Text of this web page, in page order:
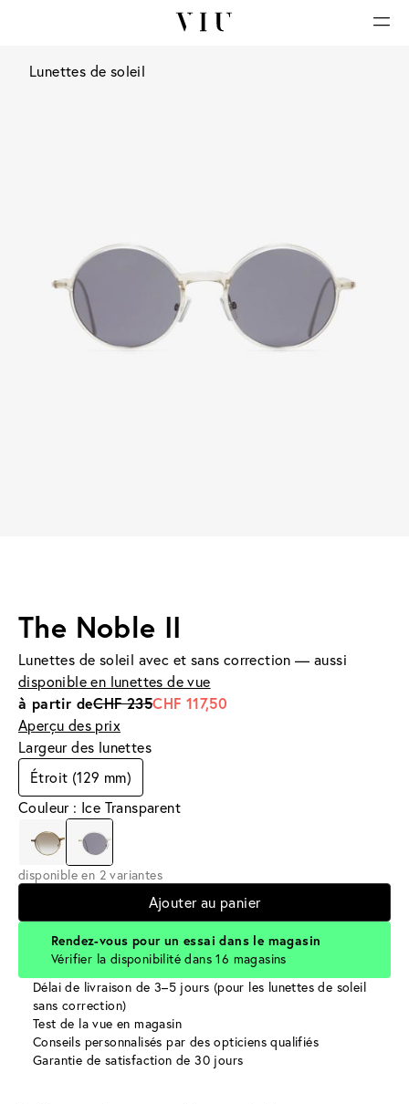
Lunettes de soleil
The Noble II
Lunettes de soleil avec et sans correction — aussi
disponible en lunettes de vue
à partir deCHF 235CHF 117,50
Aperçu des prix
Largeur des lunettes
Étroit (129 mm)
Couleur : Ice Transparent
disponible en 2 variantes
Ajouter au panier
Rendez-vous pour un essai dans le magasin
Vérifier la disponibilité dans 16 magasins
Délai de livraison de 3–5 jours (pour les lunettes de soleil
sans correction)
Test de la vue en magasin
Conseils personnalisés par des opticiens qualifiés
Garantie de satisfaction de 30 jours